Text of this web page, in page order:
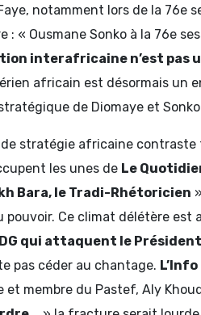
notamment lors de la 76e
: « Ousmane Sonko à la 76e
interafricaine n’est pas
africain est désormais un
de Diomaye et
stratégie africaine
les unes de Le
Bara, le Tradi-Rhétoricien
pouvoir. Ce climat délétère est
qui attaquent le
pas céder au chantage. L’Info
et membre du Pastef, Aly